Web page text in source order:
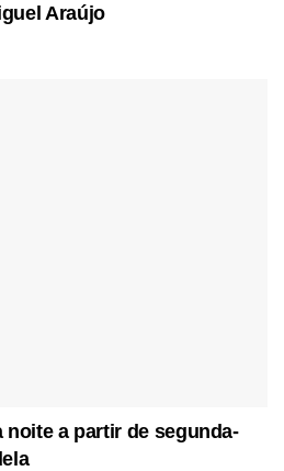
Araújo
noite a partir de segunda-